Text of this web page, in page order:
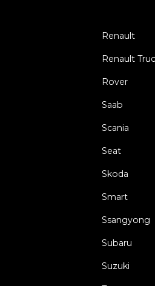
Renault
Renault
Rover
Saab
Scania
Seat
Skoda
Smart
Ssangyong
Subaru
Suzuki